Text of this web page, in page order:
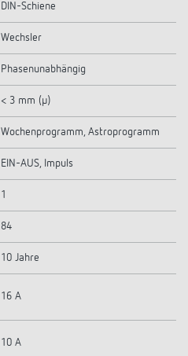
DIN-Schiene
Wechsler
Phasenunabhängig
< 3 mm (µ)
Wochenprogramm, Astroprogramm
EIN-AUS, Impuls
1
84
10 Jahre
16 A
10 A